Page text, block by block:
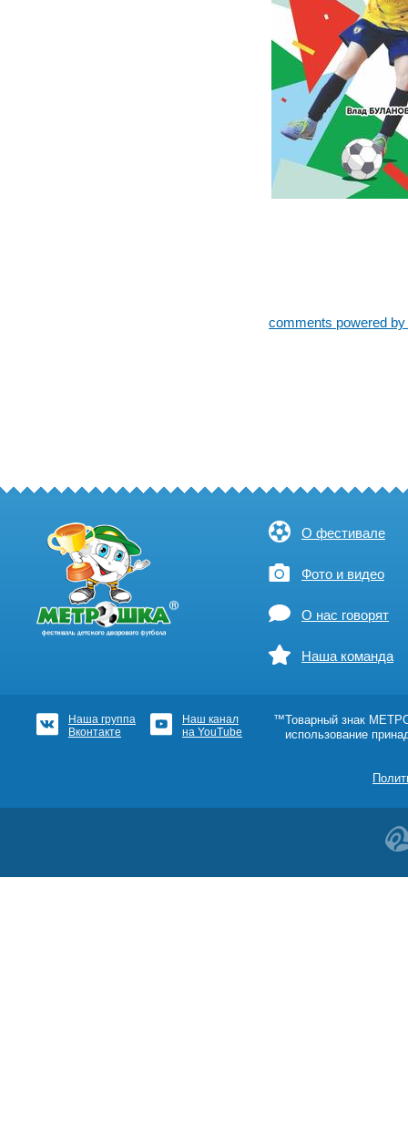
comments powered
О фестивале
Фото и видео
О нас говорят
Наша команда
Наша группа
Вконтакте
Наш канал
на YouTube
™Товарный знак
использование